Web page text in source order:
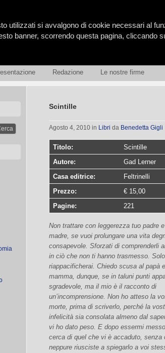
Redazione Le nostre firme
Scintille
Agosto 4, 2010 in Libri da Benedetta Gigli
Titolo:
Scintille
Autore:
Gad Lerner
Casa editrice:
Feltrinelli
Prezzo:
€ 15,00
Pagine:
221
Non trattare con leggerezza tuo padre
madre, se vuoi prolungare una vita
consapevole. Sforzati di comprenderli
in ciò che non ti hanno trasmesso.
riappacificherai. Chiedo scusa al papà
mamma, dunque, se in taluni punti
sgradevole, ma il mio è il racconto di
un’incomprensione. Non ho atteso la
morte, prima di scriverlo, perché la
infelicità sia consolata almeno dal
vi ho dato peso. E dopo essermi
cerca di quel che vi è accaduto, senza
neppure riusciste a spiegarlo a voi
utilizzati si avvalgono di cookie necessari al
banner, scorrendo questa pagina, cliccando